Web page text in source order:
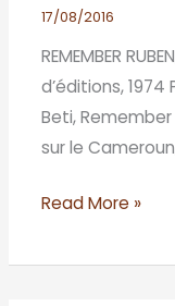
17/08/2016
REMEMBER
d’éditions,
Beti,
sur le
Read More »